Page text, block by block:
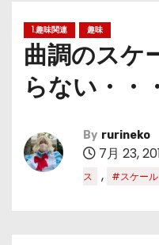
1.趣味関連 趣味
曲調のスケ
らない・・
By rurineko
7月 23,
ス
, #スケー